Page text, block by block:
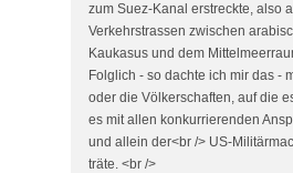
zum Suez-Kanal erstreckte, also
Verkehrstrassen zwischen
Kaukasus und dem
Folglich - so dachte ich mir das -
oder die Völkerschaften, auf die
es mit allen konkurrierenden
und allein der<br /> US-
träte. <br />